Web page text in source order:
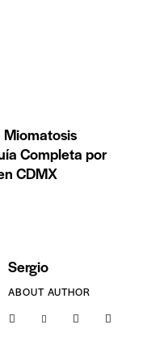
Completa por
CDMX
Sergio
ABOUT AUTHOR